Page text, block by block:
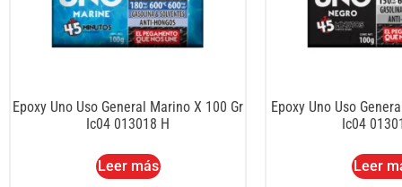
Epoxy Uno Uso General Marino X 100 Gr
Ic04 013018 H
Leer más
Epoxy Uno Uso
Ic04
Leer